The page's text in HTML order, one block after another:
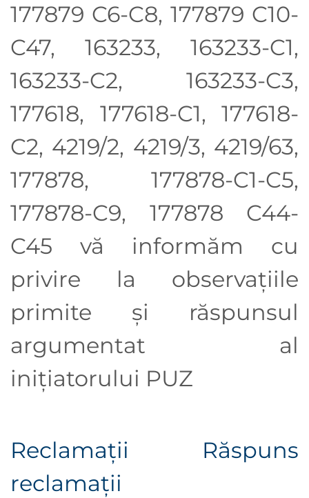
177879 C6-C8, 177879 C10-
C47, 163233, 163233-C1,
163233-C2, 163233-C3,
177618, 177618-C1, 177618-
C2, 4219/2, 4219/3, 4219/63,
177878, 177878-C1-C5,
177878-C9, 177878 C44-
C45 vă informăm cu
privire la observaţiile
primite şi răspunsul
argumentat al
iniţiatorului PUZ
Reclamații
Răspuns
reclamații